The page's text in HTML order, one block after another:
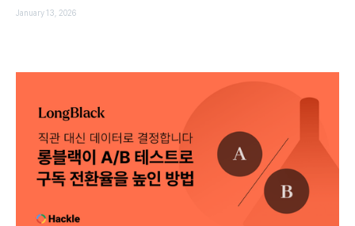
January 13, 2026